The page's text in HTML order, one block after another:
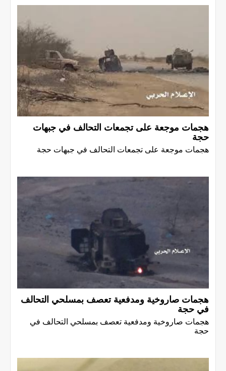
هجمات موجعة على تجمعات التحالف في جبهات
حجة
هجمات موجعة على تجمعات التحالف في جبهات حجة
هجمات صاروخية ومدفعية تعصف بمسلحي التحالف
في حجة
هجمات صاروخية ومدفعية تعصف بمسلحي التحالف في
حجة